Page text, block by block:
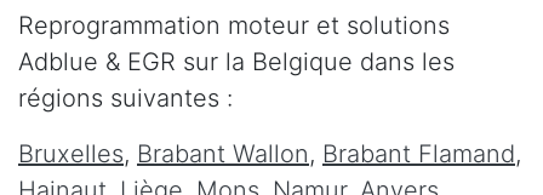
Reprogrammation moteur et solutions
Adblue & EGR sur la Belgique dans les
régions suivantes :
Bruxelles, Brabant Wallon, Brabant Flamand,